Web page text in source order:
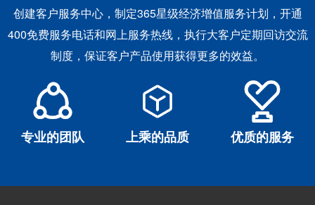
创建客户服务中心，制定365星级经济增值服务计划，开通
400免费服务电话和网上服务热线，执行大客户定期回访交流
制度，保证客户产品使用获得更多的效益。
专业的团队 上乘的品质 优质的服务